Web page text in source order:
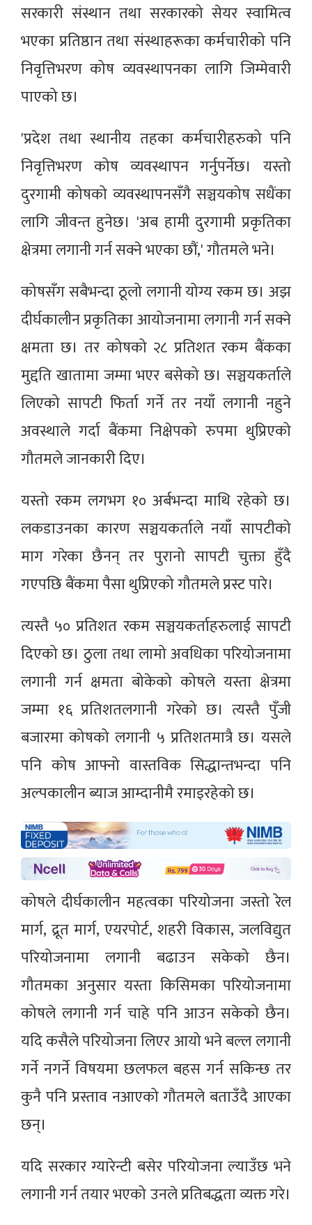
सरकारी संस्थान तथा सरकारको सेयर स्वामित्व
भएका प्रतिष्ठान तथा संस्थाहरूका कर्मचारीको पनि
निवृत्तिभरण कोष व्यवस्थापनका लागि जिम्मेवारी
पाएको छ।
'प्रदेश तथा स्थानीय तहका कर्मचारीहरुको पनि
निवृत्तिभरण कोष व्यवस्थापन गर्नुपर्नेछ। यस्तो
दुरगामी कोषको व्यवस्थापनसँगै सञ्चयकोष सधैंका
लागि जीवन्त हुनेछ। 'अब हामी दुरगामी प्रकृतिका
क्षेत्रमा लगानी गर्न सक्ने भएका छौं,' गौतमले भने।
कोषसँग सबैभन्दा ठूलो लगानी योग्य रकम छ। अझ
दीर्घकालीन प्रकृतिका आयोजनामा लगानी गर्न सक्ने
क्षमता छ। तर कोषको २८ प्रतिशत रकम बैंकका
मुद्दति खातामा जम्मा भएर बसेको छ। सञ्चयकर्ताले
लिएको सापटी फिर्ता गर्ने तर नयाँ लगानी नहुने
अवस्थाले गर्दा बैंकमा निक्षेपको रुपमा थुप्रिएको
गौतमले जानकारी दिए।
यस्तो रकम लगभग १० अर्बभन्दा माथि रहेको छ।
लकडाउनका कारण सञ्चयकर्ताले नयाँ सापटीको
माग गरेका छैनन् तर पुरानो सापटी चुक्ता हुँदै
गएपछि बैंकमा पैसा थुप्रिएको गौतमले प्रस्ट पारे।
त्यस्तै ५० प्रतिशत रकम सञ्चयकर्ताहरुलाई सापटी
दिएको छ। ठुला तथा लामो अवधिका परियोजनामा
लगानी गर्न क्षमता बोकेको कोषले यस्ता क्षेत्रमा
जम्मा १६ प्रतिशतलगानी गरेको छ। त्यस्तै पुँजी
बजारमा कोषको लगानी ५ प्रतिशतमात्रै छ। यसले
पनि कोष आफ्नो वास्तविक सिद्धान्तभन्दा पनि
अल्पकालीन ब्याज आम्दानीमै रमाइरहेको छ।
कोषले दीर्घकालीन महत्वका परियोजना जस्तो रेल
मार्ग, द्रूत मार्ग, एयरपोर्ट, शहरी विकास, जलविद्युत
परियोजनामा लगानी बढाउन सकेको छैन।
गौतमका अनुसार यस्ता किसिमका परियोजनामा
कोषले लगानी गर्न चाहे पनि आउन सकेको छैन।
यदि कसैले परियोजना लिएर आयो भने बल्ल लगानी
गर्ने नगर्ने विषयमा छलफल बहस गर्न सकिन्छ तर
कुनै पनि प्रस्ताव नआएको गौतमले बताउँदै आएका
छन्।
यदि सरकार ग्यारेन्टी बसेर परियोजना ल्याउँछ भने
लगानी गर्न तयार भएको उनले प्रतिबद्धता व्यक्त गरे।